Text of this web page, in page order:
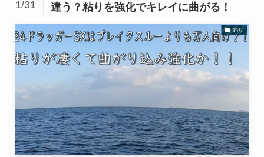
違う？粘りを強化でキレイに曲がる！
1/31
釣り